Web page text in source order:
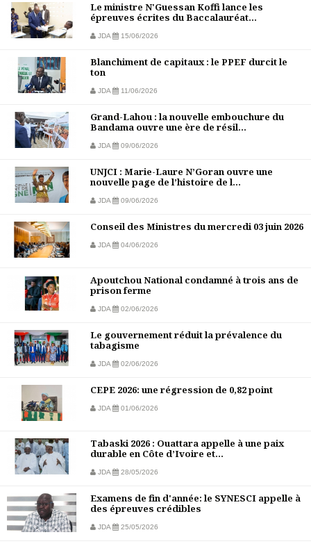
Le ministre N'Guessan Koffi lance les
épreuves écrites du Baccalauréat...
JDA 15/06/2026
Blanchiment de capitaux : le PPEF durcit le
ton
JDA 11/06/2026
Grand-Lahou : la nouvelle embouchure du
Bandama ouvre une ère de résil...
JDA 09/06/2026
UNJCI : Marie-Laure N’Goran ouvre une
nouvelle page de l’histoire de l...
JDA 09/06/2026
Conseil des Ministres du mercredi 03 juin 2026
JDA 04/06/2026
Apoutchou National condamné à trois ans de
prison ferme
JDA 02/06/2026
Le gouvernement réduit la prévalence du
tabagisme
JDA 02/06/2026
CEPE 2026: une régression de 0,82 point
JDA 01/06/2026
Tabaski 2026 : Ouattara appelle à une paix
durable en Côte d’Ivoire et...
JDA 28/05/2026
Examens de fin d'année: le SYNESCI appelle à
des épreuves crédibles
JDA 25/05/2026